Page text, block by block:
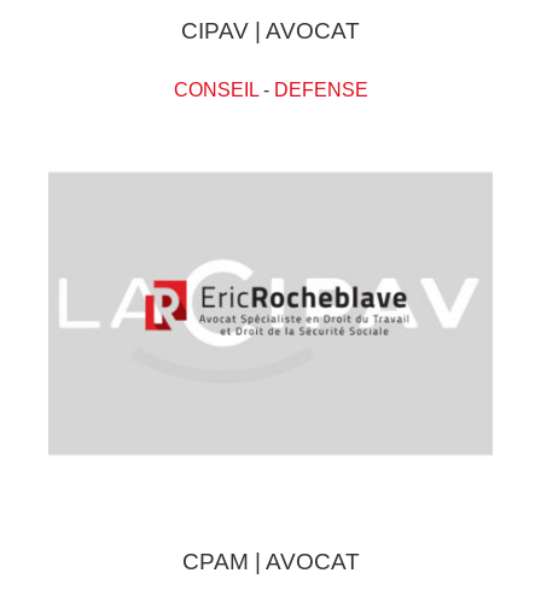
CIPAV | AVOCAT
CONSEIL- DEFENSE
CPAM | AVOCAT